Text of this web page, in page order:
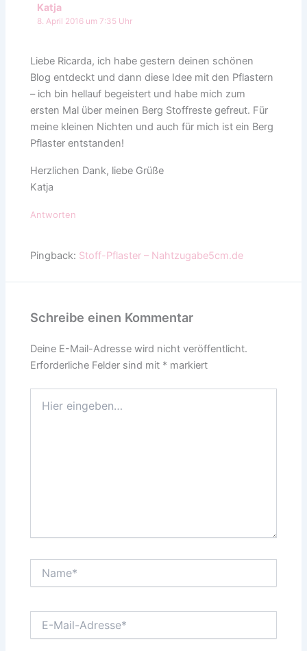
Katja
8. April 2016 um 7:35 Uhr
Liebe Ricarda, ich habe gestern deinen schönen
Blog entdeckt und dann diese Idee mit den Pflastern
– ich bin hellauf begeistert und habe mich zum
ersten Mal über meinen Berg Stoffreste gefreut. Für
meine kleinen Nichten und auch für mich ist ein Berg
Pflaster entstanden!
Herzlichen Dank, liebe Grüße
Katja
Antworten
Pingback: Stoff-Pflaster – Nahtzugabe5cm.de
Schreibe einen Kommentar
Deine E-Mail-Adresse wird nicht veröffentlicht.
Erforderliche Felder sind mit * markiert
eingeben…
Mail-